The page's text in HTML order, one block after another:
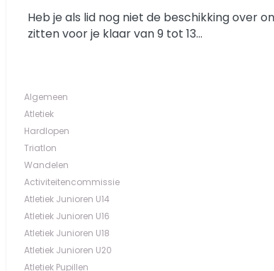
Heb je als lid nog niet de beschikking over
zitten voor je klaar van 9 tot 13...
Algemeen
Atletiek
Hardlopen
Triatlon
Wandelen
Activiteitencommissie
Atletiek Junioren U14
Atletiek Junioren U16
Atletiek Junioren U18
Atletiek Junioren U20
Atletiek Pupillen